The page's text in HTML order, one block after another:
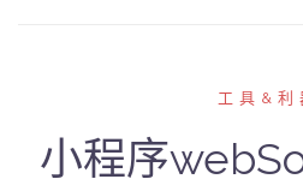
工具&利
小程序